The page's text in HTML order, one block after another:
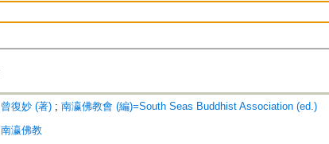
曾復妙 (著); 南瀛佛教會 (編)=South Seas Buddhist Association (ed.)
南瀛佛教